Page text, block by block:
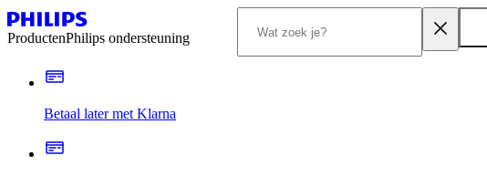
ProductenPhilips ondersteuning
Betaal later met Klarna